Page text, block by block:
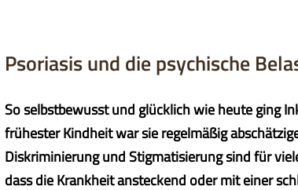
Psoriasis und die psychische
So selbstbewusst und glücklich wie heute ging
frühester Kindheit war sie regelmäßig
Diskriminierung und Stigmatisierung sind für
dass die Krankheit ansteckend oder mit einer